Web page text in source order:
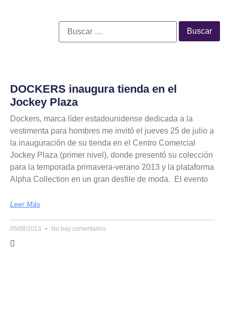
DOCKERS inaugura tienda en el
Jockey Plaza
Dockers, marca líder estadounidense dedicada a la
vestimenta para hombres me invitó el jueves 25 de julio a
la inauguración de su tienda en el Centro Comercial
Jockey Plaza (primer nivel), donde presentó su colección
para la temporada primavera-verano 2013 y la plataforma
Alpha Collection en un gran desfile de moda. El evento
Leer Más
05/08/2013 No hay comentarios